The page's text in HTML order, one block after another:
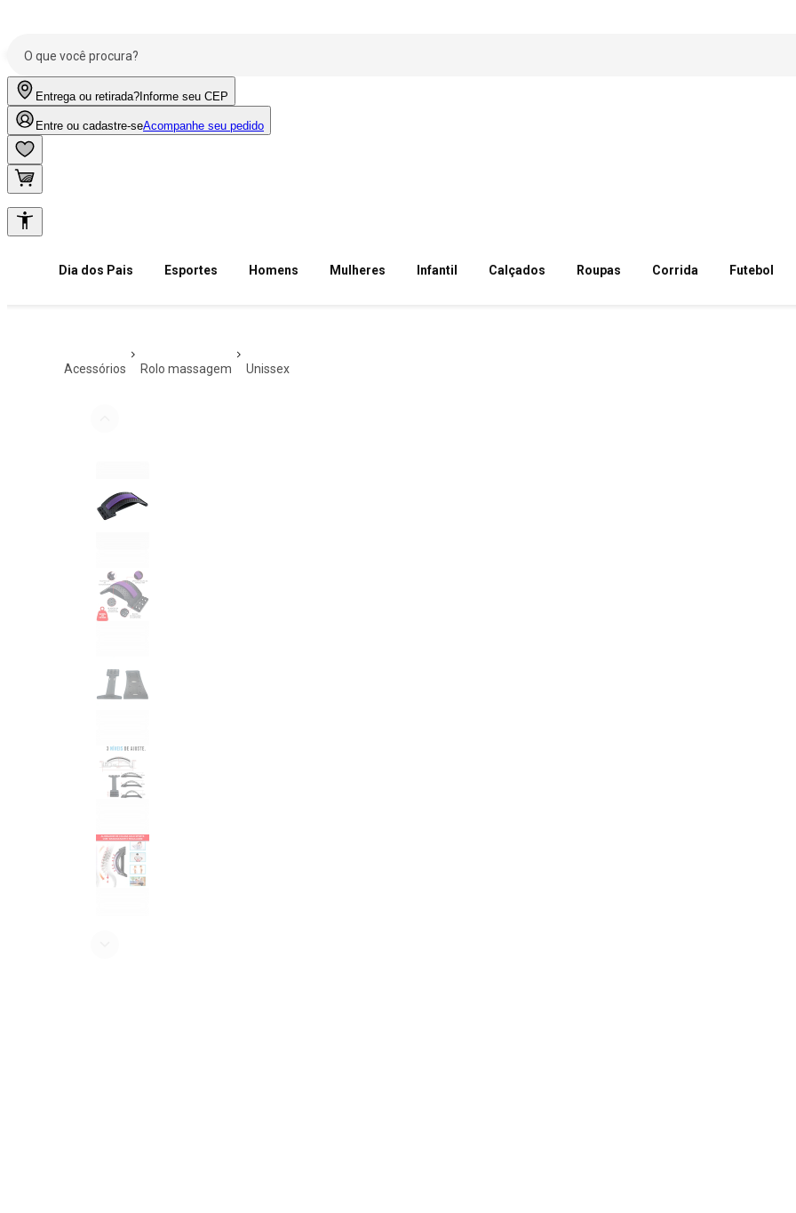
Entrega ou retirada? Informe seu CEP
Entre ou cadastre-seAcompanhe seu pedido
Dia dos Pais Esportes Homens Mulheres Infantil Calçados Roupas Corrida Futebol
acessórios rolo massagem unissex